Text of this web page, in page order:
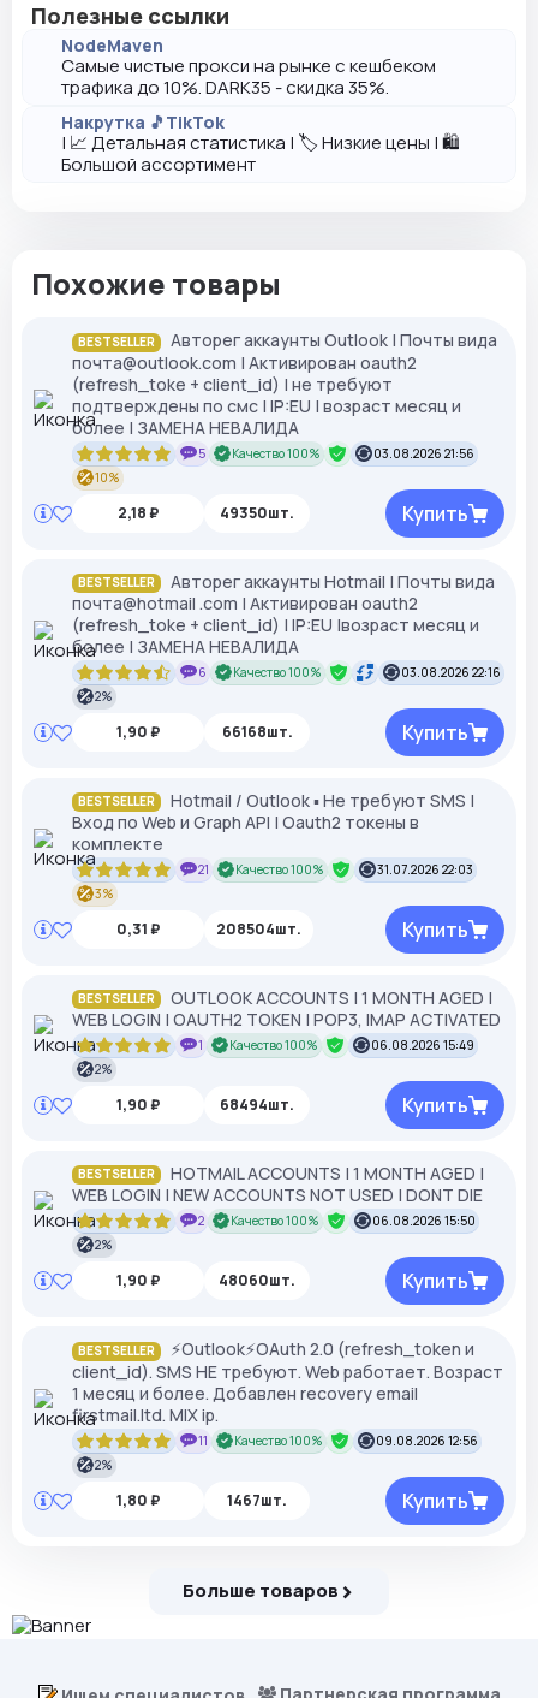
Полезные ссылки
NodeMaven
Самые чистые прокси на рынке с кешбеком
трафика до 10%. DARK35 - скидка 35%.
Накрутка 🎵TikTok
| 📈 Детальная статистика | 🏷️ Низкие цены | 🛍️
Большой ассортимент
Похожие товары
BESTSELLER
Авторег аккаунты Outlook | Почты вида
почта@outlook.com | Активирован oauth2
(refresh_toke + client_id) | не требуют
подтверждены по смс | IP:EU | возраст месяц и
более | ЗАМЕНА НЕВАЛИДА
5 Качество 100%
03.08.2026 21:56
10%
2,18 ₽ 49350шт. Купить
BESTSELLER
Авторег аккаунты Hotmail | Почты вида
почта@hotmail .com | Активирован oauth2
(refresh_toke + client_id) | IP:EU |возраст месяц и
более | ЗАМЕНА НЕВАЛИДА
6 Качество 100%
03.08.2026 22:16
2%
1,90 ₽ 66168шт. Купить
BESTSELLER
Hotmail / Outlook ▪︎ Не требуют SMS |
Вход по Web и Graph API | Oauth2 токены в
комплекте
21 Качество 100%
31.07.2026 22:03
3%
0,31 ₽ 208504шт. Купить
BESTSELLER
OUTLOOK ACCOUNTS | 1 MONTH AGED |
WEB LOGIN | OAUTH2 TOKEN | POP3, IMAP ACTIVATED
1 Качество 100%
06.08.2026 15:49
2%
1,90 ₽ 68494шт. Купить
BESTSELLER
HOTMAIL ACCOUNTS | 1 MONTH AGED |
WEB LOGIN | NEW ACCOUNTS NOT USED | DONT DIE
2 Качество 100%
06.08.2026 15:50
2%
1,90 ₽ 48060шт. Купить
BESTSELLER
⚡️Outlook⚡️OAuth 2.0 (refresh_token и
client_id). SMS НЕ требуют. Web работает. Возраст
1 месяц и более. Добавлен recovery email
firstmail.ltd. MIX ip.
11 Качество 100%
09.08.2026 12:56
2%
1,80 ₽ 1467шт. Купить
Больше товаров
Партнерская программа